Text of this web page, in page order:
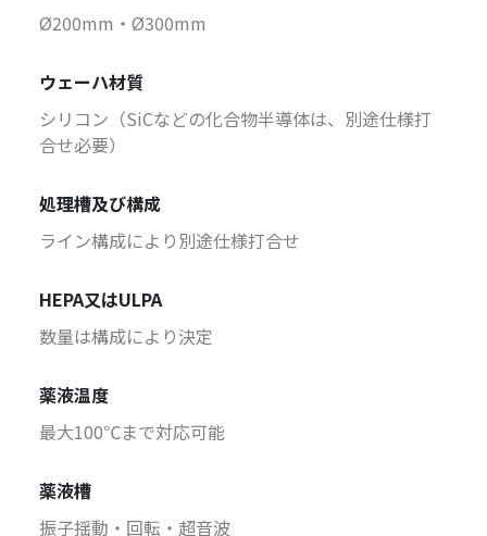
Ø200mm・Ø300mm
ウェーハ材質
シリコン（SiCなどの化合物半導体は、別途仕様打
合せ必要）
処理槽及び構成
ライン構成により別途仕様打合せ
HEPA又はULPA
数量は構成により決定
薬液温度
最大100℃まで対応可能
薬液槽
振子揺動・回転・超音波